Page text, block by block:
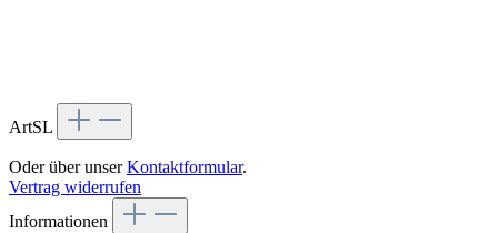
ArtSL
Oder über unserKontaktformular.
Vertrag widerrufen
Informationen